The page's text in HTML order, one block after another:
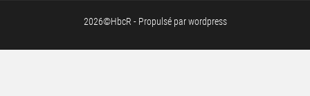
2026©HbcR - Propulsé par wordpress